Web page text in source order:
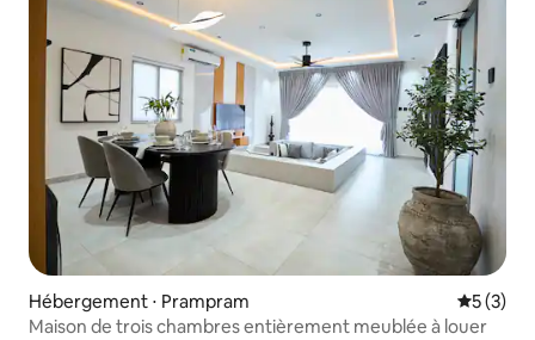
Hébergement ⋅ Prampram
5 (3)
Maison de trois chambres entièrement meublée à louer